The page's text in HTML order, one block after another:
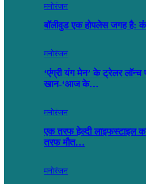
मनोरंजन
बॉलीवुड एक होपलेस जगह है:
मनोरंजन
‘एंग्री यंग मेन’ के ट्रेलर लॉन्च
खान-‘आज के…
मनोरंजन
एक तरफ हेल्दी लाइफस्टाइल
तरफ मौत…
मनोरंजन